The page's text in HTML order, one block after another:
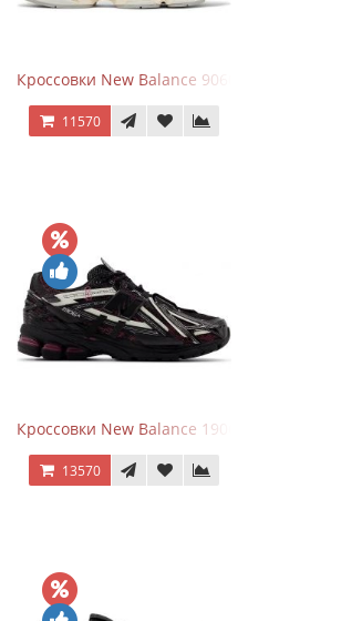
Кроссовки New Balance 9060 Quartz Grey
11570
Кроссовки New Balance 1906A Dragon Berry
13570